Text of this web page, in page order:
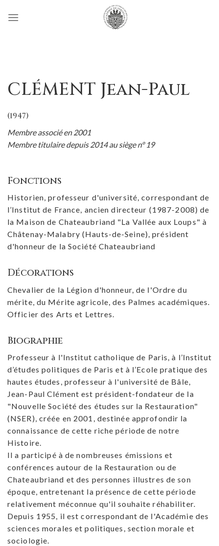
CLÉMENT Jean-Paul
(1947)
Membre associé en 2001
Membre titulaire depuis 2014 au siège n° 19
Fonctions
Historien, professeur d'université, correspondant de
l’Institut de France, ancien directeur (1987-2008) de
la Maison de Chateaubriand "La Vallée aux Loups" à
Châtenay-Malabry (Hauts-de-Seine), président
d'honneur de la Société Chateaubriand
Décorations
Chevalier de la Légion d'honneur, de l'Ordre du
mérite, du Mérite agricole, des Palmes académiques.
Officier des Arts et Lettres.
Biographie
Professeur à l'Institut catholique de Paris, à l’Institut
d’études politiques de Paris et à l’Ecole pratique des
hautes études, professeur à l'université de Bâle,
Jean-Paul Clément est président-fondateur de la
"Nouvelle Société des études sur la Restauration"
(NSER), créée en 2001, destinée approfondir la
connaissance de cette riche période de notre
Histoire.
Il a participé à de nombreuses émissions et
conférences autour de la Restauration ou de
Chateaubriand et des personnes illustres de son
époque, entretenant la présence de cette période
relativement méconnue qu'il souhaite réhabiliter.
Depuis 1955, il est correspondant de l'Académie des
sciences morales et politiques, section morale et
sociologie.